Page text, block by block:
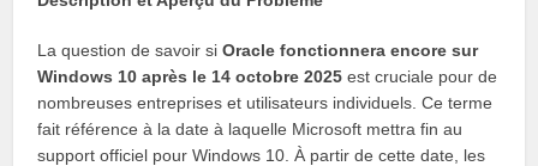
La question de savoir siOracle fonctionnera encore sur
Windows 10 après le 14 octobre 2025 est cruciale pour de
nombreuses entreprises et utilisateurs individuels. Ce terme
fait référence à la date à laquelle Microsoft mettra fin au
support officiel pour Windows 10. À partir de cette date, les